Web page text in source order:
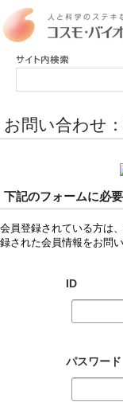
お問い合わせ
下記のフォームに必
会員登録されている方は
録された会員情報をお問
ID
パスワード